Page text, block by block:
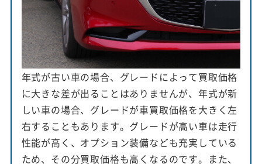
年式が古い車の場合、グレードによって買取価格
に大きな差が出ることはありませんが、年式が新
しい車の場合、グレードが車買取価格を大きく左
右することもあります。グレードが高い車は走行
性能が高く、オプション装備なども充実している
ため、その分買取価格も高くなるのです。また、